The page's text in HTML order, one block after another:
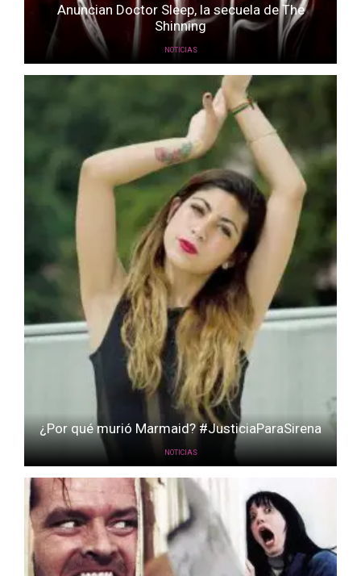
Anuncian Doctor Sleep, la secuela de The
Shinning
NOTICIAS
¿Por qué murió Marmaid? #JusticiaParaSirena
NOTICIAS